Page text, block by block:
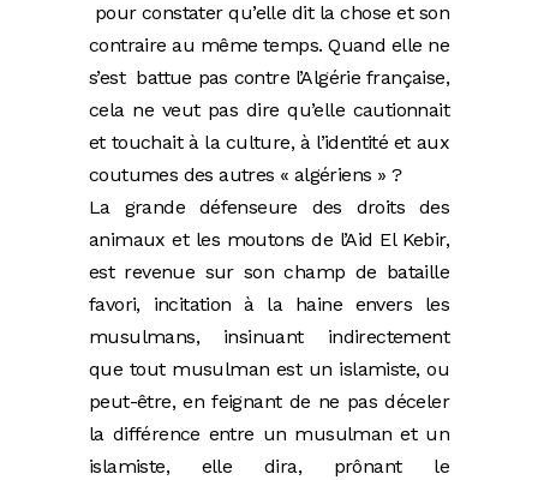
pour constater qu’elle dit la chose et son
contraire au même temps. Quand elle ne
s’est battue pas contre l’Algérie française,
cela ne veut pas dire qu’elle cautionnait
et touchait à la culture, à l’identité et aux
coutumes des autres « algériens » ?
La grande défenseure des droits des
animaux et les moutons de l’Aid El Kebir,
est revenue sur son champ de bataille
favori, incitation à la haine envers les
musulmans, insinuant indirectement
que tout musulman est un islamiste, ou
peut-être, en feignant de ne pas déceler
la différence entre un musulman et un
islamiste, elle dira, prônant le